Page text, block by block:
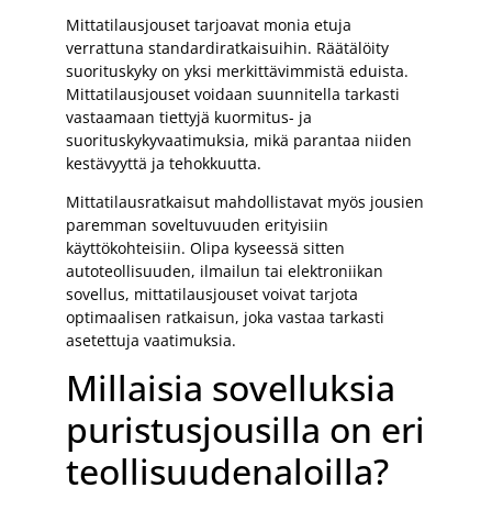
Mittatilausjouset tarjoavat monia etuja
verrattuna standardiratkaisuihin. Räätälöity
suorituskyky on yksi merkittävimmistä eduista.
Mittatilausjouset voidaan suunnitella tarkasti
vastaamaan tiettyjä kuormitus- ja
suorituskykyvaatimuksia, mikä parantaa niiden
kestävyyttä ja tehokkuutta.
Mittatilausratkaisut mahdollistavat myös jousien
paremman soveltuvuuden erityisiin
käyttökohteisiin. Olipa kyseessä sitten
autoteollisuuden, ilmailun tai elektroniikan
sovellus, mittatilausjouset voivat tarjota
optimaalisen ratkaisun, joka vastaa tarkasti
asetettuja vaatimuksia.
Millaisia sovelluksia
puristusjousilla on eri
teollisuudenaloilla?